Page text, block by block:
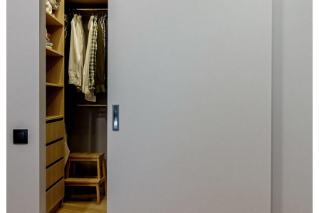
Образцы входные
Двери и интерьерные решения
Массив
Экошпон
Скрытые
Раздвижные
Эмаль
Шпонированные
Стеклянные/зеркальные